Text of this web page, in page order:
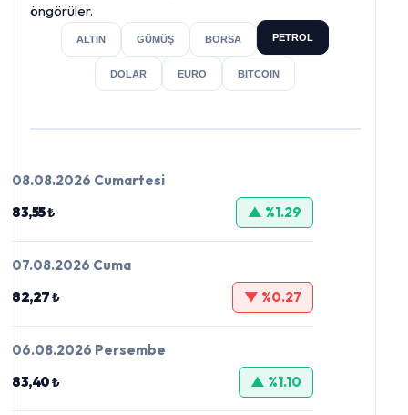
öngörüler.
ALTIN GÜMÜŞ BORSA PETROL
DOLAR EURO BITCOIN
08.08.2026 Cumartesi
83,55 ₺
▲ %1.29
07.08.2026 Cuma
82,27 ₺
▼ %0.27
06.08.2026 Persembe
83,40 ₺
▲ %1.10